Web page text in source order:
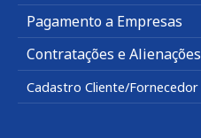
Pagamento a Empresas
Contratações e Alienações
Cadastro Cliente/Fornecedor